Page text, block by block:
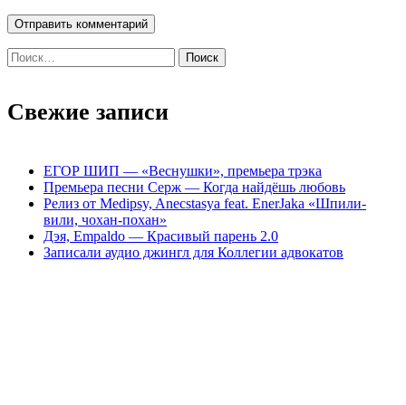
Найти:
Свежие записи
ЕГОР ШИП — «Веснушки», премьера трэка
Премьера песни Серж — Когда найдёшь любовь
Релиз от Medipsy, Anecstasya feat. EnerJaka «Шпили-
вили, чохан-похан»
Дэя, Empaldo — Красивый парень 2.0
Записали аудио джингл для Коллегии адвокатов